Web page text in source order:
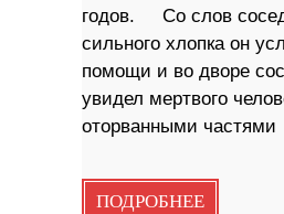
годов. Со слов
сильного хлопка он
помощи и во дворе
увидел мертвого
оторванными частями
ПОДРОБНЕЕ